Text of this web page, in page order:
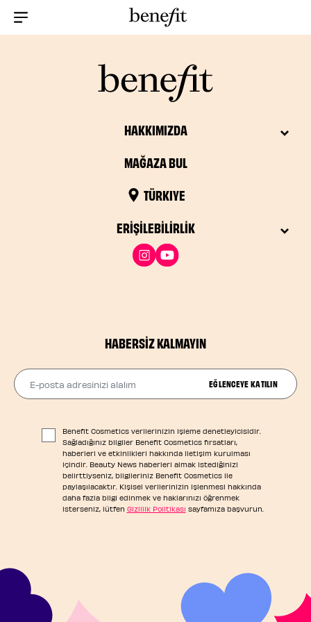
HAKKIMIZDA
MAĞAZA BUL
TÜRKIYE
ERIŞILEBILIRLIK
HABERSIZ KALMAYIN
E-posta adresinizi alalım
EĞLENCEYE KATILIN
Benefit Cosmetics verilerinizin işleme denetleyicisidir.
Sağladığınız bilgiler Benefit Cosmetics fırsatları,
haberleri ve etkinlikleri hakkında iletişim kurulması
içindir. Beauty News haberleri almak istediğinizi
belirttiyseniz, bilgileriniz Benefit Cosmetics ile
paylaşılacaktır. Kişisel verilerinizin işlenmesi hakkında
daha fazla bilgi edinmek ve haklarınızı öğrenmek
isterseniz, lütfen Gizlilik Politikası sayfamıza başvurun.